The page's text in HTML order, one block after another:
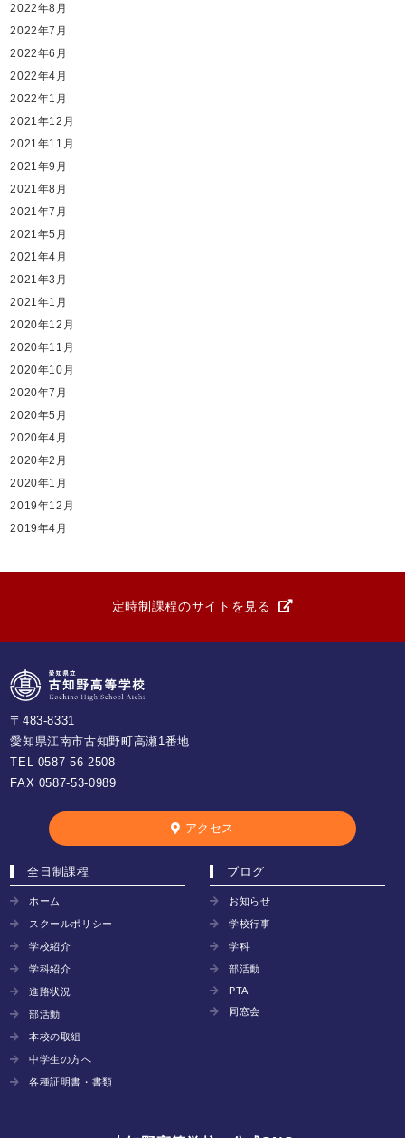
2022年8月
2022年7月
2022年6月
2022年4月
2022年1月
2021年12月
2021年11月
2021年9月
2021年8月
2021年7月
2021年5月
2021年4月
2021年3月
2021年1月
2020年12月
2020年11月
2020年10月
2020年7月
2020年5月
2020年4月
2020年2月
2020年1月
2019年12月
2019年4月
定時制課程のサイトを見る
〒483-8331
愛知県江南市古知野町高瀬1番地
TEL 0587-56-2508
FAX 0587-53-0989
アクセス
全日制課程
ホーム
スクールポリシー
学校紹介
学科紹介
進路状況
部活動
本校の取組
中学生の方へ
各種証明書・書類
ブログ
お知らせ
学校行事
学科
部活動
PTA
同窓会